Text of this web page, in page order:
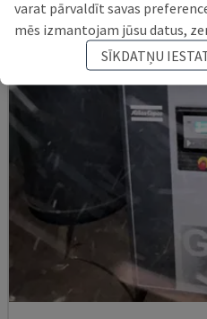
varat pārvaldīt savas
mēs izmantojam jūsu datus,
SĪKDATŅU